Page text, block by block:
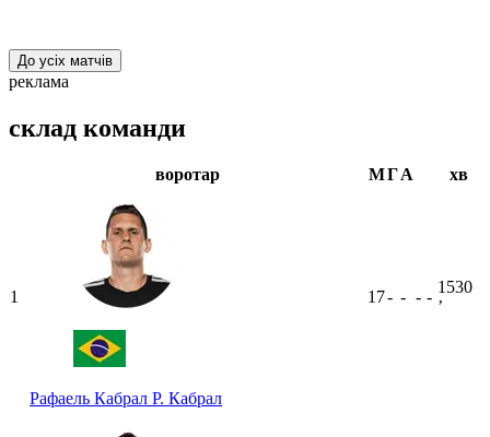
До усіх матчів
реклама
склад команди
воротар МГА хв
1
Рафаель Кабрал Р. Кабрал
17- - - -
1530
ʼ